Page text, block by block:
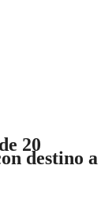
20
destino a